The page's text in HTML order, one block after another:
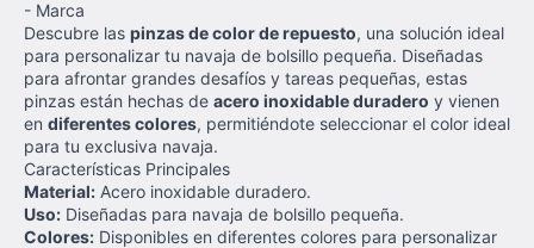
- Marca
Descubre las pinzas de color de repuesto, una solución ideal
para personalizar tu navaja de bolsillo pequeña. Diseñadas
para afrontar grandes desafíos y tareas pequeñas, estas
pinzas están hechas de acero inoxidable duradero y vienen
en diferentes colores, permitiéndote seleccionar el color ideal
para tu exclusiva navaja.
Características Principales
Material: Acero inoxidable duradero.
Uso: Diseñadas para navaja de bolsillo pequeña.
Colores: Disponibles en diferentes colores para personalizar